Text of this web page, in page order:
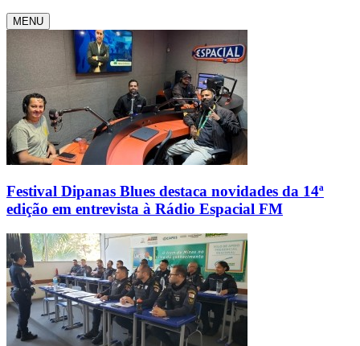
MENU
Festival Dipanas Blues destaca novidades da 14ª
edição em entrevista à Rádio Espacial FM